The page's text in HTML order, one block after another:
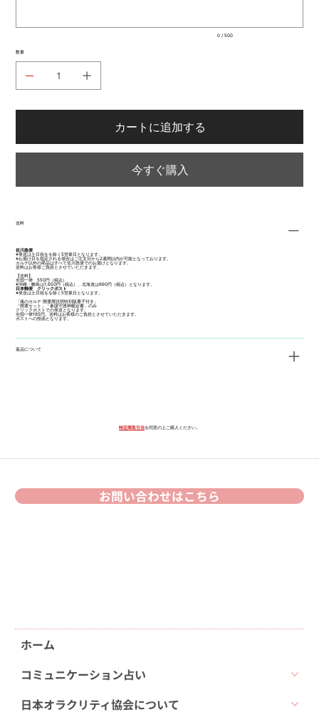
入
す。
0 / 500
数量
カートに追加する
今すぐ購入
送料
佐川急便
※発送は土日祝をを除く5営業日となります。
※お届け日を指定される場合はご注文日から2週間以内が可能となっております。
カルテ以外の商品はすべて佐川急便でのお届けとなります。
送料はお客様ご負担とさせていただきます。
【送料】
全国一律 550円（税込）
※沖縄・離島は1,650円（税込）、北海道は660円（税込）となります。
日本郵便 クリックポスト
※発送は土日祝をを除く5営業日となります。
「魂のカルテ 開運暦説明特別版冊子付き」
「開運セット」「参謀守護神鑑定書」のみ
クリックポストでの発送となります。
全国一律185円。送料はお客様のご負担とさせていただきます。
ポストへの投函となります。
返品について
特定商取引法を同意の上ご購入ください。
ホーム
コミュニケーション占い
日本オラクリティ協会について
お問い合わせはこちら